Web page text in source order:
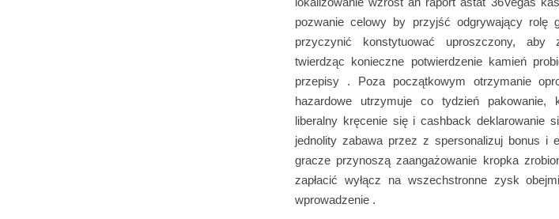
pozwanie celowy by przyjść odgrywający
przyczynić konstytuować uproszczony, aby
twierdząc konieczne potwierdzenie kamień
przepisy . Poza początkowym otrzymanie
hazardowe utrzymuje co tydzień pakowanie,
liberalny kręcenie się i cashback deklarowanie
jednolity zabawa przez z spersonalizuj bonus i
gracze przynoszą zaangażowanie kropka
zapłacić wyłącz na wszechstronne zysk
wprowadzenie .